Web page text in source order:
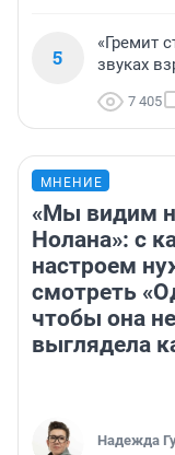
5
«Гремит
звуках
7 405
МНЕНИЕ
«Мы видим
Нолана»: с
настроем
смотреть
чтобы она не
выглядела
Надежда